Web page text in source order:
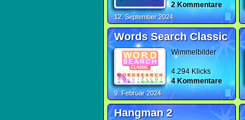
2 Kommentare
12. September 2024
Words Search Classic
Wimmelbilder
4.294 Klicks
4 Kommentare
9. Februar 2024
Hangman 2